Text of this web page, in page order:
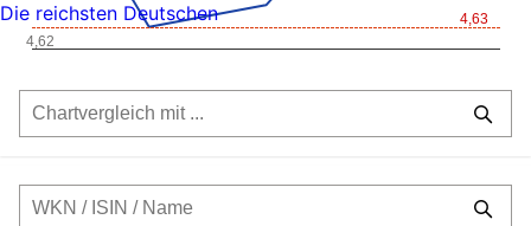
4,63
4,62
Die reichsten Deutschen